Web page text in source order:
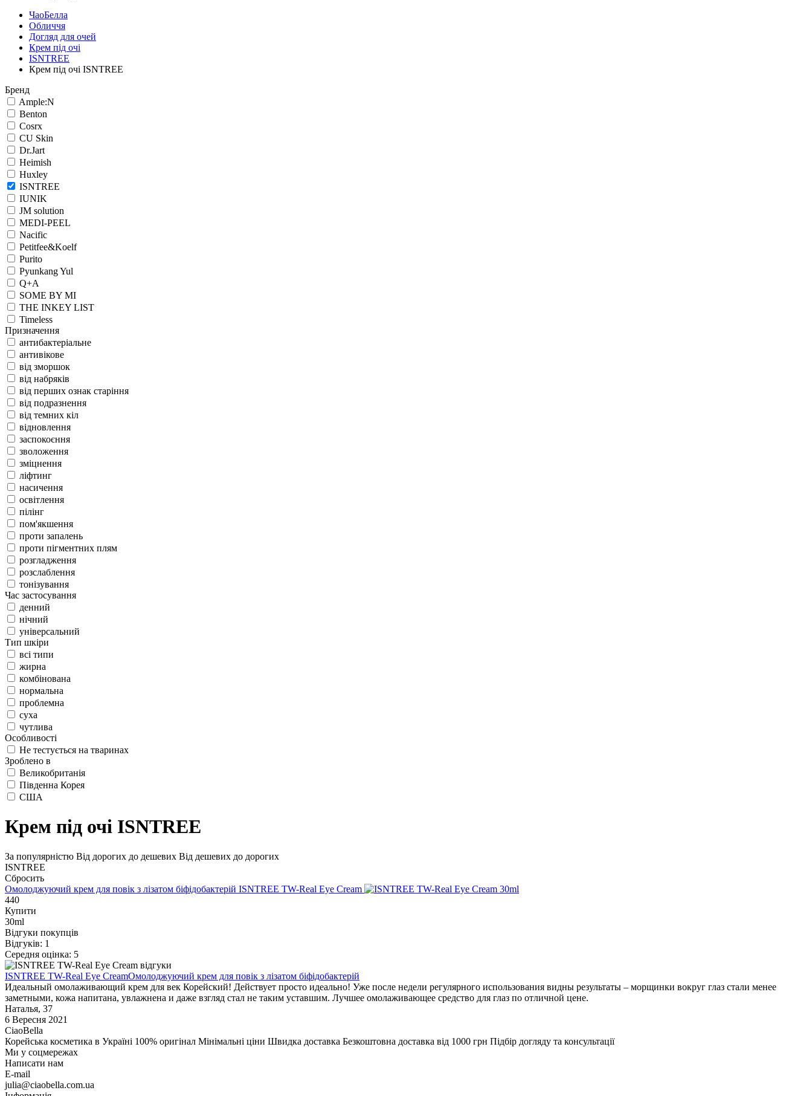
ЧаоБелла
Обличчя
Догляд для очей
Крем під очі
ISNTREE
Крем під очі ISNTREE
Бренд
Ample:N
Benton
Cosrx
CU Skin
Dr.Jart
Heimish
Huxley
ISNTREE
IUNIK
JM solution
MEDI-PEEL
Nacific
Petitfee&Koelf
Purito
Pyunkang Yul
Q+A
SOME BY MI
THE INKEY LIST
Timeless
Призначення
антибактеріальне
антивікове
від зморшок
від набряків
від перших ознак старіння
від подразнення
від темних кіл
відновлення
заспокоєння
зволоження
зміцнення
ліфтинг
насичення
освітлення
пілінг
пом'якшення
проти запалень
проти пігментних плям
розгладження
розслаблення
тонізування
Час застосування
денний
нічний
універсальний
Тип шкіри
всі типи
жирна
комбінована
нормальна
проблемна
суха
чутлива
Особливості
Не тестується на тваринах
Зроблено в
Великобританія
Південна Корея
США
Крем під очі ISNTREE
За популярністю Від дорогих до дешевих Від дешевих до дорогих
ISNTREE
Сбросить
Омолоджуючий крем для повік з лізатом біфідобактерій ISNTREE TW-Real Eye Cream
440
Купити
30ml
Відгуки покупців
Відгуків: 1
Середня оцінка: 5
ISNTREE TW-Real Eye CreamОмолоджуючий крем для повік з лізатом біфідобактерій
Идеальный омолаживающий крем для век Корейский! Действует просто идеально! Уже после недели регулярного использования видны результаты – морщинки вокруг глаз стали менее
заметными, кожа напитана, увлажнена и даже взгляд стал не таким уставшим. Лучшее омолаживающее средство для глаз по отличной цене.
Наталья, 37
6 Вересня 2021
CiaoBella
Корейська косметика в Україні 100% оригінал Мінімальні ціни Швидка доставка Безкоштовна доставка від 1000 грн Підбір догляду та консультації
Ми у соцмережах
Написати нам
E-mail
julia@ciaobella.com.ua